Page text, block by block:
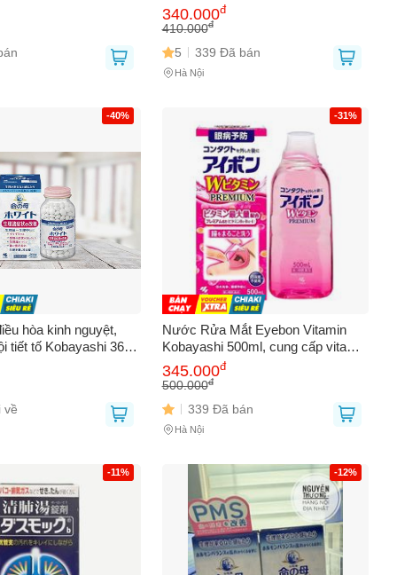
Dinh Dưỡng, Chăm
Hằng Ngày
Phẩm Giúp Vệ Sinh và Dưỡng Ẩm
Mắt, Không Cay, Phù Hợp Cho Mắt
340.000đ
410.000đ
5 339 Đã bán
Hà Nội
-40%
hòa kinh nguyệt,
tiết tố Kobayashi 360
nội địa
về
-31%
Nước Rửa Mắt Eyebon Vitamin
Kobayashi 500ml, cung cấp vitamin
và khoáng chất cho đôi mắt khỏe
mạnh
345.000đ
500.000đ
339 Đã bán
Hà Nội
-11% -12%